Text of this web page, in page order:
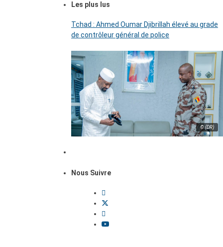
Les plus lus
Tchad : Ahmed Oumar Djibrillah élevé au grade
de contrôleur général de police
© (DR)
Nous Suivre